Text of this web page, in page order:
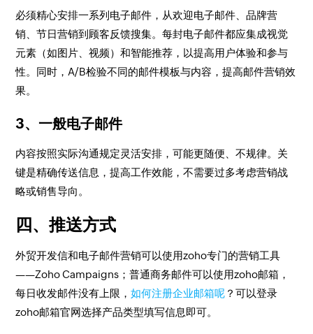
必须精心安排一系列电子邮件，从欢迎电子邮件、品牌营
销、节日营销到顾客反馈搜集。每封电子邮件都应集成视觉
元素（如图片、视频）和智能推荐，以提高用户体验和参与
性。同时，A/B检验不同的邮件模板与内容，提高邮件营销效
果。
3、一般电子邮件
内容按照实际沟通规定灵活安排，可能更随便、不规律。关
键是精确传送信息，提高工作效能，不需要过多考虑营销战
略或销售导向。
四、推送方式
外贸开发信和电子邮件营销可以使用zoho专门的营销工具
——Zoho Campaigns；普通商务邮件可以使用zoho邮箱，
每日收发邮件没有上限，如何注册企业邮箱呢 ？可以登录
zoho邮箱官网选择产品类型填写信息即可。